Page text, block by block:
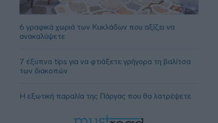
6 γραφικά χωριά των Κυκλάδων που αξίζει να
ανακαλύψετε
7 έξυπνα tips για να φτιάξετε γρήγορα τη βαλίτσα
των διακοπών
Η εξωτική παραλία της Πάργας που θα λατρέψετε